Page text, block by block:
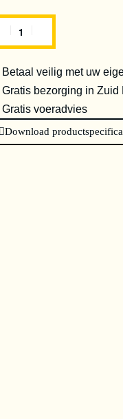
Betaal veilig met uw
Gratis bezorging in
Gratis voeradvies
Download